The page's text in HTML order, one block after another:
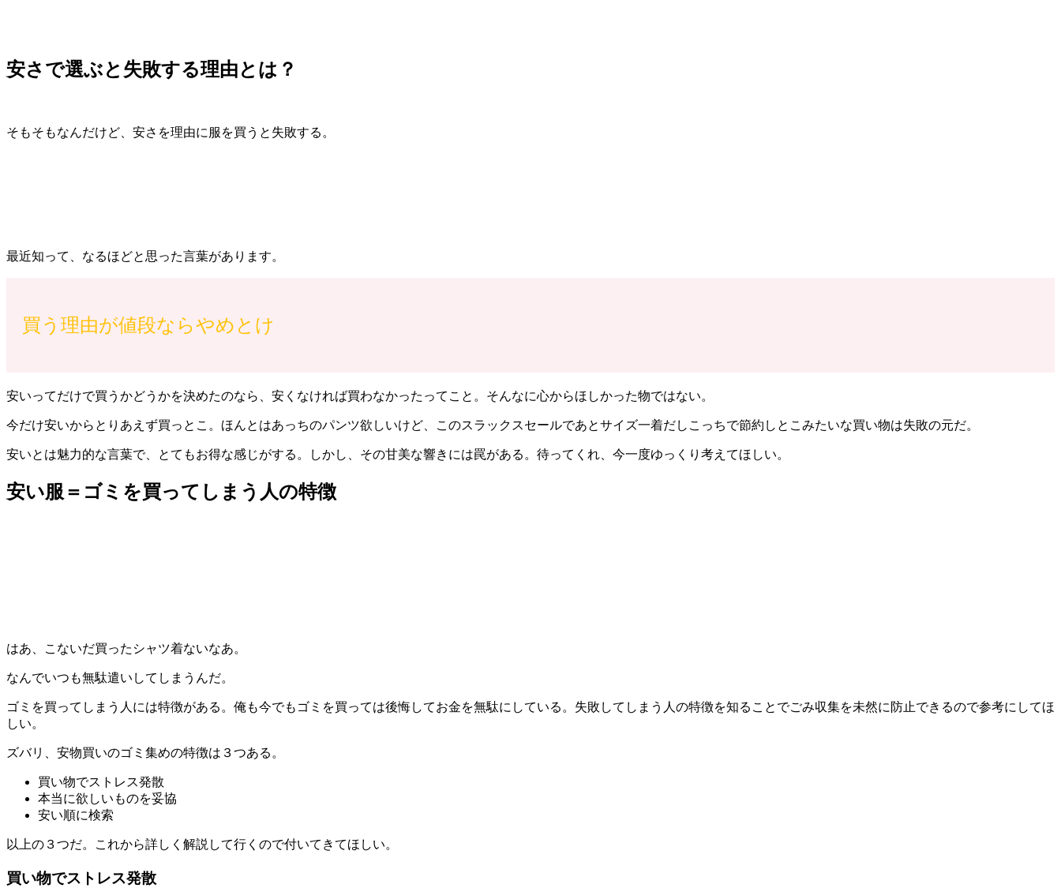
安さで選ぶと失敗する理由とは？
そもそもなんだけど、安さを理由に服を買うと失敗する。
最近知って、なるほどと思った言葉があります。
買う理由が値段ならやめとけ
安いってだけで買うかどうかを決めたのなら、安くなければ買わなかったってこと。そんなに心からほしかった物ではない。
今だけ安いからとりあえず買っとこ。ほんとはあっちのパンツ欲しいけど、このスラックスセールであとサイズ一着だしこっちで節約しとこみたいな買い物は失敗の元だ。
安いとは魅力的な言葉で、とてもお得な感じがする。しかし、その甘美な響きには罠がある。待ってくれ、今一度ゆっくり考えてほしい。
安い服＝ゴミを買ってしまう人の特徴
はあ、こないだ買ったシャツ着ないなあ。
なんでいつも無駄遣いしてしまうんだ。
ゴミを買ってしまう人には特徴がある。俺も今でもゴミを買っては後悔してお金を無駄にしている。失敗してしまう人の特徴を知ることでごみ収集を未然に防止できるので参考にしてほ
しい。
ズバリ、安物買いのゴミ集めの特徴は３つある。
買い物でストレス発散
本当に欲しいものを妥協
安い順に検索
以上の３つだ。これから詳しく解説して行くので付いてきてほしい。
買い物でストレス発散